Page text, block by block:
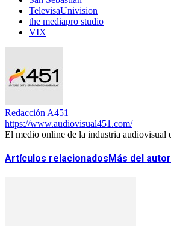
TelevisaUnivision
the mediapro studio
VIX
Redacción A451
https://www.audiovisual451.com/
El medio online de la industria audiovisual
Artículos relacionadosMás del autor